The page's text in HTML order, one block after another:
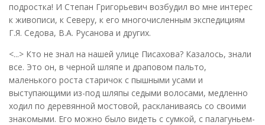
подростка! И Степан Григорьевич возбудил во мне интерес
к живописи, к Северу, к его многочисленным экспедициям
Г.Я. Седова, В.А. Русанова и других.
<...> Кто не знал на нашей улице Писахова? Казалось, знали
все. Это он, в черной шляпе и драповом пальто,
маленького роста старичок с пышными усами и
выступающими из-под шляпы седыми волосами, медленно
ходил по деревянной мостовой, раскланиваясь со своими
знакомыми. Его можно было видеть с сумкой, с палагуньем-